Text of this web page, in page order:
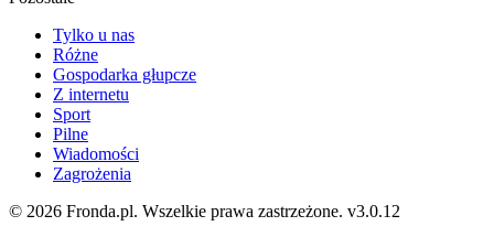
Tylko u nas
Różne
Gospodarka głupcze
Z internetu
Sport
Pilne
Wiadomości
Zagrożenia
© 2026 Fronda.pl. Wszelkie prawa zastrzeżone. v3.0.12